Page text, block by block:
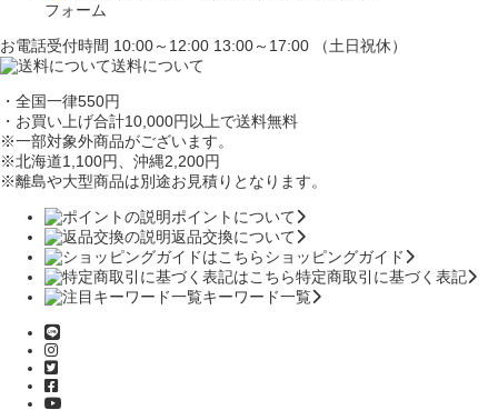
フォーム
お電話受付時間 10:00～12:00 13:00～17:00 （土日祝休）
送料について
・全国一律550円
・お買い上げ合計10,000円 以上で送料無料
※一部対象外商品がございます。
※北海道1,100円、沖縄2,200円
※離島や大型商品は別途お見積りとなります。
ポイントについて
返品交換について
ショッピングガイド
特定商取引に基づく表記
キーワード一覧